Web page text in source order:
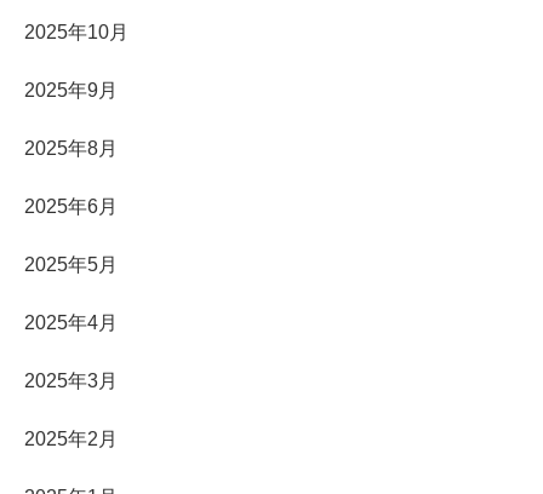
2025年10月
2025年9月
2025年8月
2025年6月
2025年5月
2025年4月
2025年3月
2025年2月